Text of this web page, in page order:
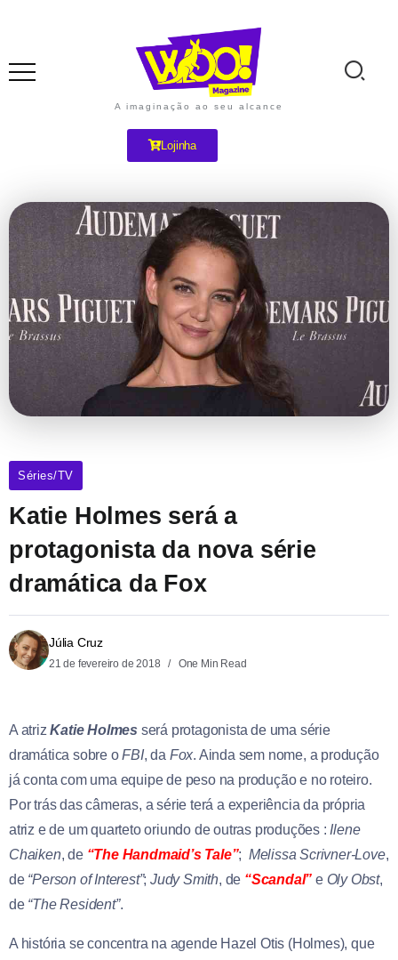
A imaginação ao seu alcance
Lojinha
Séries/TV
Katie Holmes será a
protagonista da nova série
dramática da Fox
Júlia Cruz
21 de fevereiro de 2018 One Min Read
A atrizKatie Holmes será protagonista de uma série
dramática sobre oFBI, da Fox. Ainda sem nome, a produção
já conta com uma equipe de peso na produção e no roteiro.
Por trás das câmeras, a série terá a experiência da própria
atriz e de um quarteto oriundo de outras produções : Ilene
Chaiken, de “The Handmaid’s Tale”; Melissa Scrivner-Love,
de “Person of Interest”;Judy Smith, de “Scandal” e Oly Obst,
de “The Resident”.
A história se concentra na agende Hazel Otis (Holmes), que